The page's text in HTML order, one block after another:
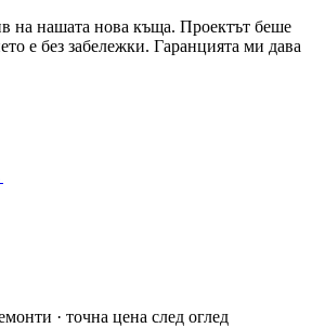
на нашата нова къща. Проектът беше
е без забележки. Гаранцията ми дава
· точна цена след оглед